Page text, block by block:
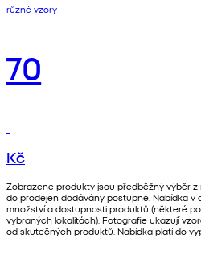
různé vzory
70
Kč
Zobrazené produkty jsou předběžný výběr
do prodejen dodávány postupně. Nabídka v
množství a dostupnosti produktů (některé
vybraných lokalitách). Fotografie ukazují
od skutečných produktů. Nabídka platí do